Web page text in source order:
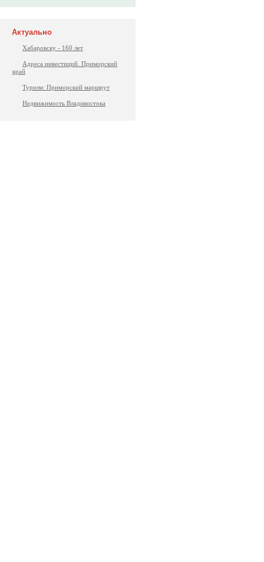
Актуально
Хабаровску - 160 лет
Адреса инвестиций. Приморский
край
Туризм: Приморский маршрут
Недвижимость Владивостока